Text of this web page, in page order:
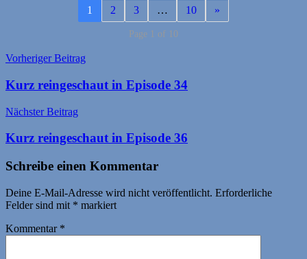
1 2 3 … 10 »
Page 1 of 10
Beitragsnavigation
Vorheriger Beitrag
Kurz reingeschaut in Episode 34
Nächster Beitrag
Kurz reingeschaut in Episode 36
Schreibe einen Kommentar
Deine E-Mail-Adresse wird nicht veröffentlicht. Erforderliche
Felder sind mit * markiert
Kommentar *